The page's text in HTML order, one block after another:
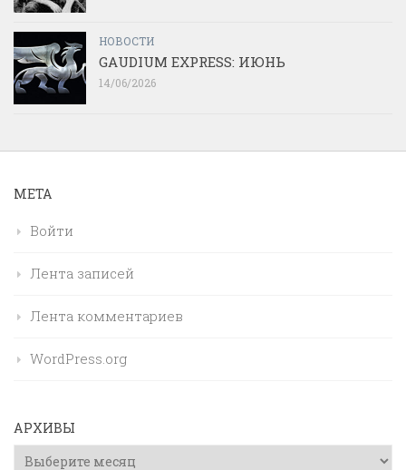
НОВОСТИ
GAUDIUM EXPRESS: ИЮНЬ
14/06/2026
МЕТА
Войти
Лента записей
Лента комментариев
WordPress.org
АРХИВЫ
Архивы